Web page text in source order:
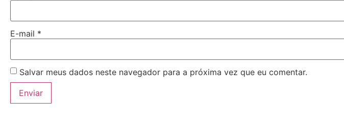
E-mail *
Salvar meus dados neste navegador para a próxima vez que eu comentar.